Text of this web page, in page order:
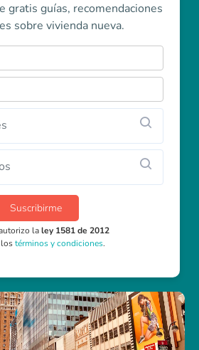
gratis guías, recomendaciones
sobre vivienda nueva.
Suscribirme
laley 1581 de 2012
términos y condiciones.